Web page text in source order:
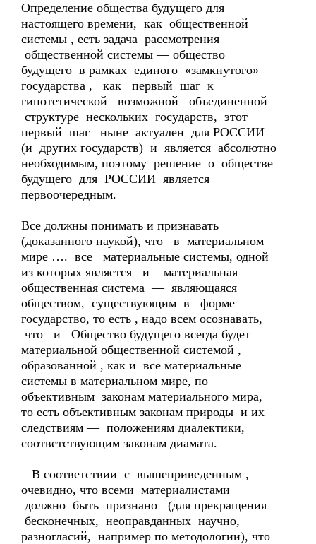
Определение общества будущего для
настоящего времени, как общественной
системы , есть задача рассмотрения
общественной системы — общество
будущего в рамках единого «замкнутого»
государства , как первый шаг к
гипотетической возможной объединенной
структуре нескольких государств, этот
первый шаг ныне актуален для РОССИИ
(и других государств) и является абсолютно
необходимым, поэтому решение о обществе
будущего для РОССИИ является
первоочередным.
Все должны понимать и признавать
(доказанного наукой), что в материальном
мире …. все материальные системы, одной
из которых является и материальная
общественная система — являющаяся
обществом, существующим в форме
государство, то есть , надо всем осознавать,
что и Общество будущего всегда будет
материальной общественной системой ,
образованной , как и все материальные
системы в материальном мире, по
объективным законам материального мира,
то есть объективным законам природы и их
следствиям — положениям диалектики,
соответствующим законам диамата.
В соответствии с вышеприведенным ,
очевидно, что всеми материалистами
должно быть признано (для прекращения
бесконечных, неоправданных научно,
разногласий, например по методологии), что